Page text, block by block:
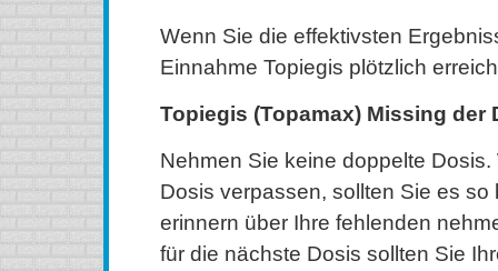
Wenn Sie die effektivsten
Einnahme Topiegis plötzlich
Topiegis (Topamax) Missing der
Nehmen Sie keine doppelte
Dosis verpassen, sollten Sie es so
erinnern über Ihre fehlenden
für die nächste Dosis sollten Sie